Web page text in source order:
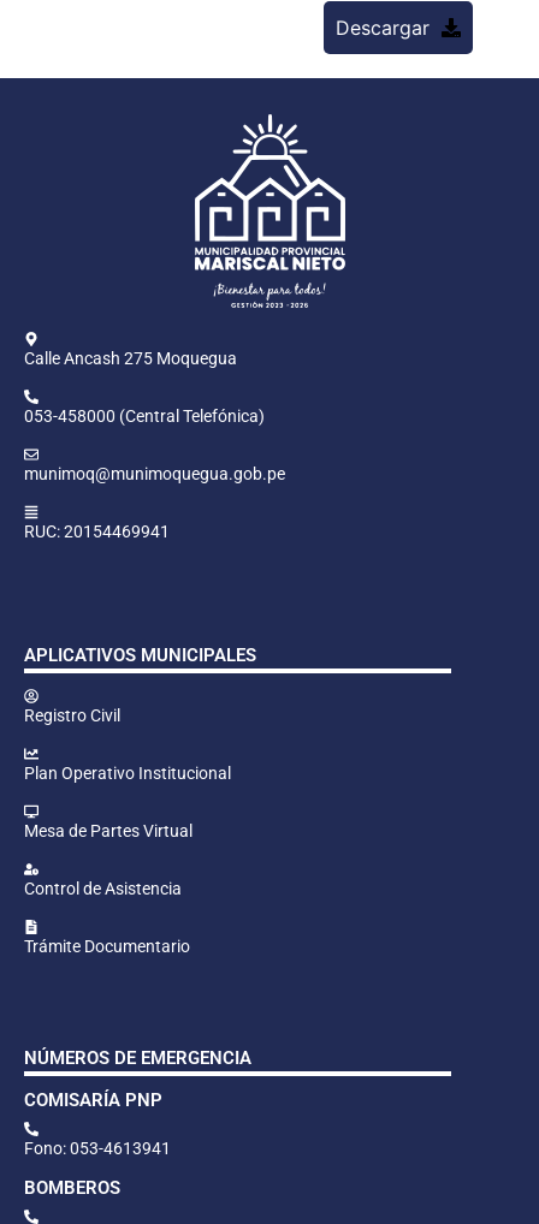
Descargar
Calle Ancash 275 Moquegua
053-458000 (Central Telefónica)
munimoq@munimoquegua.gob.pe
RUC: 20154469941
APLICATIVOS MUNICIPALES
Registro Civil
Plan Operativo Institucional
Mesa de Partes Virtual
Control de Asistencia
Trámite Documentario
NÚMEROS DE EMERGENCIA
COMISARÍA PNP
Fono: 053-4613941
BOMBEROS